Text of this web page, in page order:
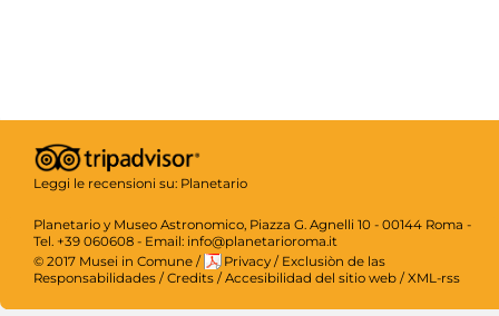
Leggi le recensioni su: Planetario
Planetario y Museo Astronomico, Piazza G. Agnelli 10 - 00144 Roma -
Tel. +39 060608 - Email: info@planetarioroma.it
© 2017 Musei in Comune / Privacy / Exclusiòn de las
Responsabilidades /Credits /Accesibilidad del sitio web /XML-rss